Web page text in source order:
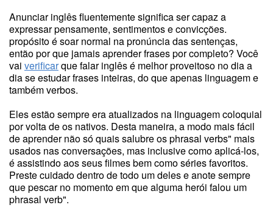
Anunciar inglês fluentemente significa ser capaz a
expressar pensamente, sentimentos e convicções.
propósito é soar normal na pronúncia das sentenças,
então por que jamais aprender frases por completo? Você
vai verificarque falar inglês é melhor proveitoso no dia a
dia se estudar frases inteiras, do que apenas linguagem e
também verbos.
Eles estão sempre era atualizados na linguagem coloquial
por volta de os nativos. Desta maneira, a modo mais fácil
de aprender não só quais salubre os phrasal verbs" mais
usados nas conversações, mas inclusive como aplicá-los,
é assistindo aos seus filmes bem como séries favoritos.
Preste cuidado dentro de todo um deles e anote sempre
que pescar no momento em que alguma herói falou um
phrasal verb".